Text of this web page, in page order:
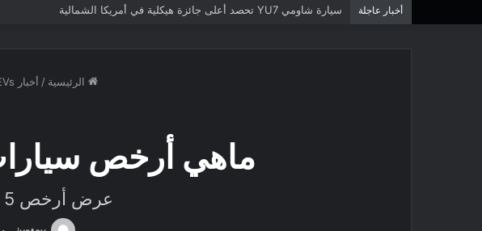
أخبار عاجلة سيارة شاومي YU7 تحصد أعلى جائزة هيكلية في أمريكا الشمالية
الرئيسية / أخبار EVs
ماهي أرخص سيارات
عرض أرخص 5 سيارات الدفع الرباعي الكهربائية